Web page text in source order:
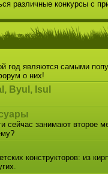
различные конкурсы с
год являются самыми
о них!
Byul, Isul
сейчас занимают второе
конструкторов: из